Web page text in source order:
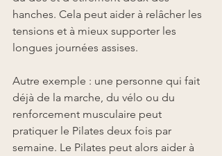
hanches. Cela peut aider à relâcher les
tensions et à mieux supporter les
longues journées assises.
Autre exemple : une personne qui fait
déjà de la marche, du vélo ou du
renforcement musculaire peut
pratiquer le Pilates deux fois par
semaine. Le Pilates peut alors aider à